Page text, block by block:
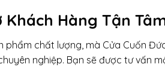
Khách Hàng Tận
phẩm chất lượng, mà Cửa Cuốn
nghiệp. Bạn sẽ được tư vấn